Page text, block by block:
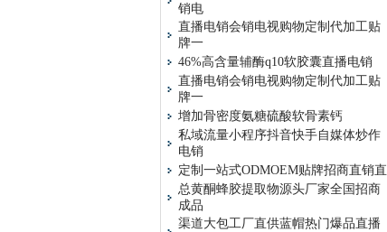
销电
直播电销会销电视购物定制代加工贴
牌一
46%高含量辅酶q10软胶囊直播电销
直播电销会销电视购物定制代加工贴
牌一
增加骨密度氨糖硫酸软骨素钙
私域流量小程序抖音快手自媒体炒作
电销
定制一站式ODMOEM贴牌招商直销直
总黄酮蜂胶提取物源头厂家全国招商
成品
渠道大包工厂直供蓝帽热门爆品直播